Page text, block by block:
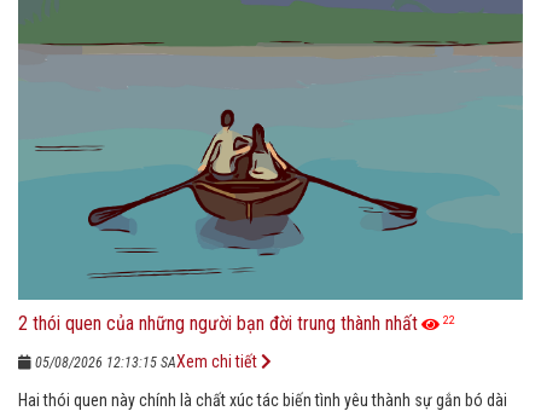
2 thói quen của những người bạn đời trung thành nhất 22
05/08/2026 12:13:15 SA
Hai thói quen này chính là chất xúc tác biến tình yêu thành sự gắn bó dài
Xem chi tiết